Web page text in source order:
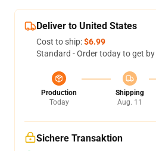
Deliver to United States
Cost to ship:$6.99
Standard - Order today to get by
Production
Today
Shipping
Aug. 11
Sichere Transaktion